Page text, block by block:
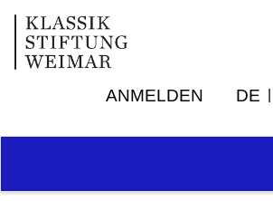
ANMELDEN DE